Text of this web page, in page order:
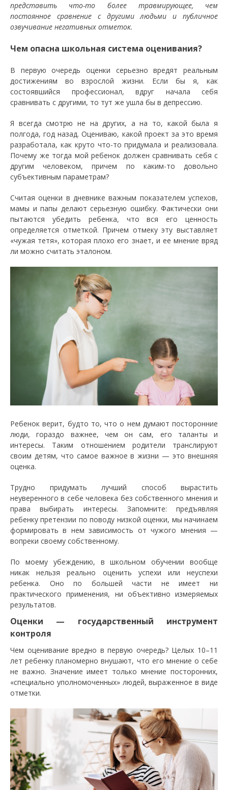
представить что-то более травмирующее, чем
постоянное сравнение с другими людьми и публичное
озвучивание негативных отметок.
Чем опасна школьная система оценивания?
В первую очередь оценки серьезно вредят реальным
достижениям во взрослой жизни. Если бы я, как
состоявшийся профессионал, вдруг начала себя
сравнивать с другими, то тут же ушла бы в депрессию.
Я всегда смотрю не на других, а на то, какой была я
полгода, год назад. Оцениваю, какой проект за это время
разработала, как круто что-то придумала и реализовала.
Почему же тогда мой ребенок должен сравнивать себя с
другим человеком, причем по каким-то довольно
субъективным параметрам?
Считая оценки в дневнике важным показателем успехов,
мамы и папы делают серьезную ошибку. Фактически они
пытаются убедить ребенка, что вся его ценность
определяется отметкой. Причем отмеку эту выставляет
«чужая тетя», которая плохо его знает, и ее мнение вряд
ли можно считать эталоном.
Ребенок верит, будто то, что о нем думают посторонние
люди, гораздо важнее, чем он сам, его таланты и
интересы. Таким отношением родители транслируют
своим детям, что самое важное в жизни — это внешняя
оценка.
Трудно придумать лучший способ вырастить
неуверенного в себе человека без собственного мнения и
права выбирать интересы. Запомните: предъявляя
ребенку претензии по поводу низкой оценки, мы начинаем
формировать в нем зависимость от чужого мнения —
вопреки своему собственному.
По моему убеждению, в школьном обучении вообще
никак нельзя реально оценить успехи или неуспехи
ребенка. Оно по большей части не имеет ни
практического применения, ни объективно измеряемых
результатов.
Оценки — государственный инструмент
контроля
Чем оценивание вредно в первую очередь? Целых 10–11
лет ребенку планомерно внушают, что его мнение о себе
не важно. Значение имеет только мнение посторонних,
«специально уполномоченных» людей, выраженное в виде
отметки.